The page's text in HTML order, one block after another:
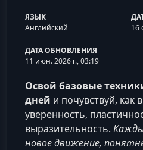
ЯЗЫК
Английский
16
ДАТА ОБНОВЛЕНИЯ
11 июн. 2026 г., 03:19
Освой базовые
дней и почувствуй, как
уверенность,
выразительность.
новое движение,